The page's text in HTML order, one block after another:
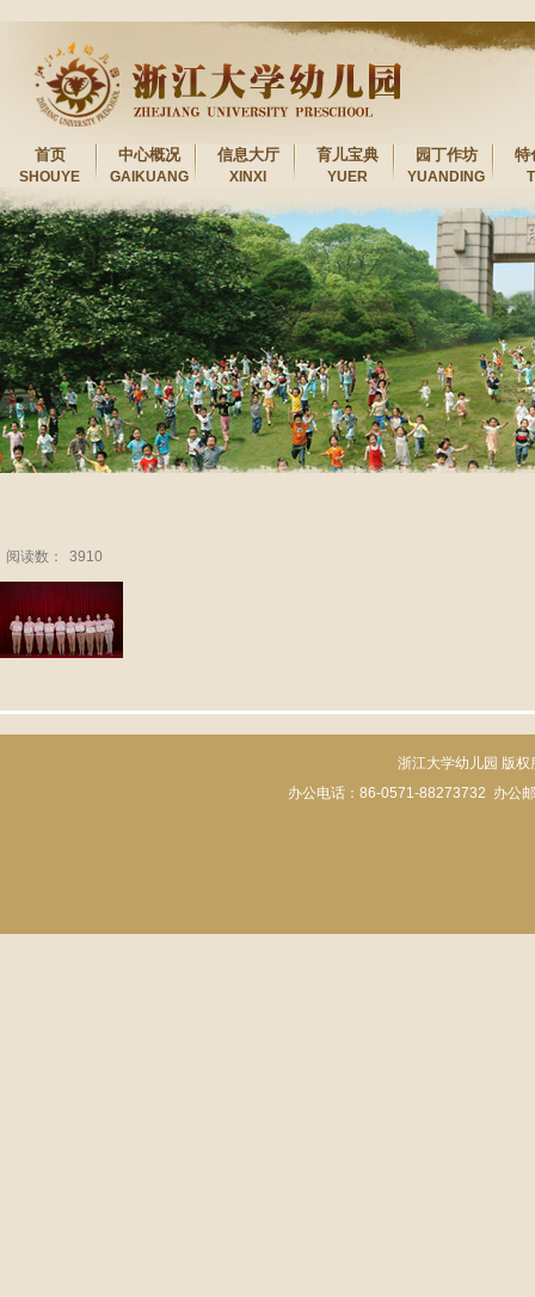
首页
SHOUYE
中心概况
GAIKUANG
信息大厅
XINXI
育儿宝典
YUER
园丁作坊
YUANDING
特
阅读数： 3910
浙江大学幼儿园 版
办公电话：86-0571-88273732 办公